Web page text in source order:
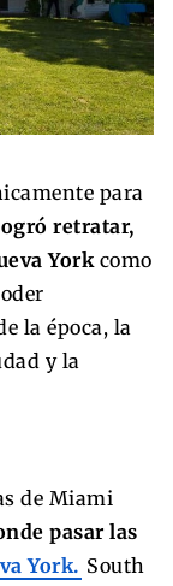
para
retratar,
Yorkcomo
la época, la
y la
de Miami
pasar las
York. South